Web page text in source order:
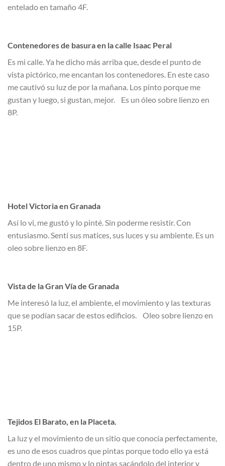
entelado en tamaño 4F.
Contenedores de basura en la calle Isaac Peral
Es mi calle. Ya he dicho más arriba que, desde el punto de
vista pictórico, me encantan los contenedores. En este caso
me cautivó su luz de por la mañana. Los pinto porque me
gustan y luego, si gustan, mejor. Es un óleo sobre lienzo en
8P.
Hotel Victoria en Granada
Así lo vi, me gustó y lo pinté. Sin poderme resistir. Con
entusiasmo. Sentí sus matices, sus luces y su ambiente. Es un
oleo sobre lienzo en 8F.
Vista de la Gran Vía de Granada
Me interesó la luz, el ambiente, el movimiento y las texturas
que se podían sacar de estos edificios. Oleo sobre lienzo en
15P.
Tejidos El Barato, en la Placeta.
La luz y el movimiento de un sitio que conocía perfectamente,
es uno de esos cuadros que pintas porque todo ello ya está
dentro de uno mismo y lo pintas sacándolo del interior y